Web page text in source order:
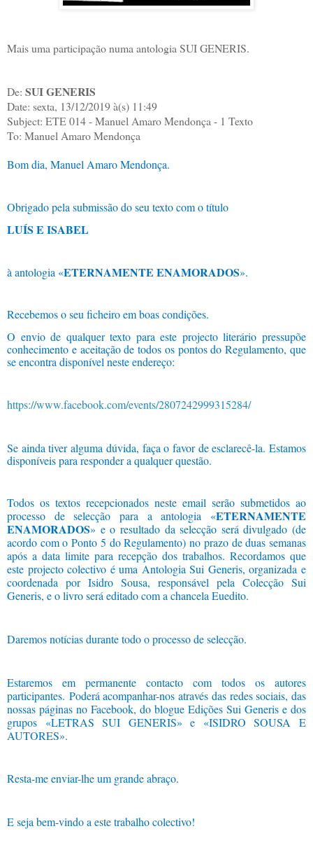
Mais uma participação numa antologia SUI GENERIS.
De: SUI GENERIS
Date: sexta, 13/12/2019 à(s) 11:49
Subject: ETE 014 - Manuel Amaro Mendonça - 1 Texto
To: Manuel Amaro Mendonça
Bom dia, Manuel Amaro Mendonça.
Obrigado pela submissão do seu texto com o título
LUÍS E ISABEL
à antologia «ETERNAMENTE ENAMORADOS».
Recebemos o seu ficheiro em boas condições.
O envio de qualquer texto para este projecto literário pressupõe
conhecimento e aceitação de todos os pontos do Regulamento, que
se encontra disponível nesteendereço:
https://www.facebook.com/events/2807242999315284/
Se ainda tiver alguma dúvida, faça o favor de esclarecê-la. Estamos
disponíveis para respondera qualquer questão.
Todos os textos recepcionados neste email serão submetidos ao
processo de selecção para a antologia «ETERNAMENTE
ENAMORADOS» e o resultado da selecção será divulgado (de
acordo com o Ponto 5 do Regulamento) no prazo de duas semanas
após a data limite para recepção dos trabalhos. Recordamos que
este projecto colectivo é uma Antologia Sui Generis, organizada e
coordenada por Isidro Sousa, responsável pela Colecção Sui
Generis, e o livro será editado com a chancela Euedito.
Daremos notícias durante todo o processo de selecção.
Estaremos em permanente contacto com todos os autores
participantes. Poderá acompanhar-nos através das redes sociais, das
nossas páginas no Facebook, do blogue Edições Sui Generis e dos
grupos «LETRAS SUI GENERIS» e «ISIDRO SOUSA E
AUTORES».
Resta-me enviar-lhe um grande abraço.
E seja bem-vindo a este trabalho colectivo!